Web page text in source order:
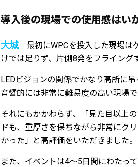
導入後の現場での使用感はい
大城 最初にWPCを投入した現場は
けでは足りず、片側8発をフライング
LEDビジョンの関係でかなり高所に
音響的には非常に難易度の高い現場で
それにもかかわらず、「見た目以上
ドも、重厚さを保ちながら非常にク
かった」と高評価をいただきました。
また、イベントは4〜5日間にわたっ